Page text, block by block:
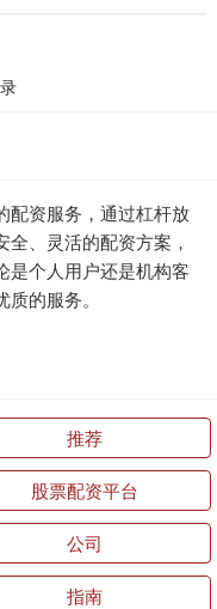
配资服务，通过杠杆放
、灵活的配资方案，
是个人用户还是机构客
的服务。
推荐
股票配资平台
公司
指南